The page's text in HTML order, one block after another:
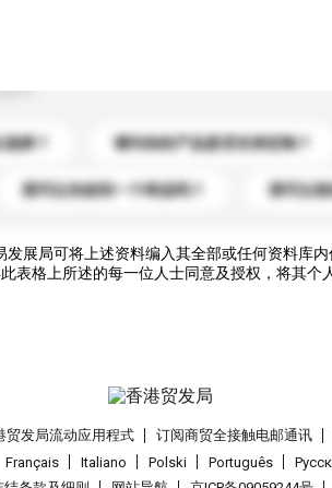
中。
择？ 请问你的产品是否支持定制？
我可以先收到一个样品吗？ 我可以
发展局可将上述资料编入其全部或任何资料库
表格上所述的每一位人士同意及授权，将其个
贸发局流动应用程式 订阅商贸全接触电邮通讯
Français Italiano Polski Português